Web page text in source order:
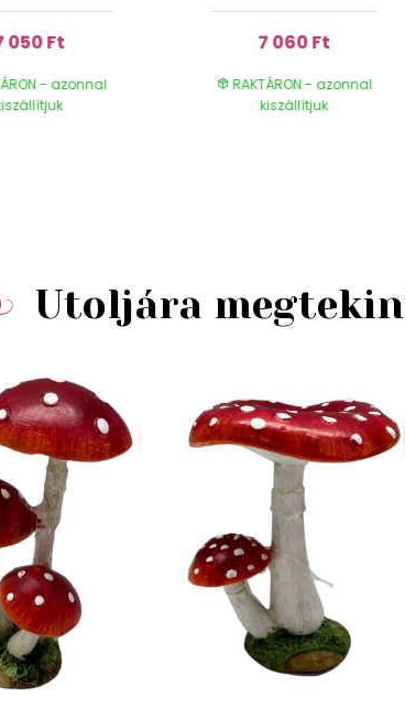
050 Ft
- azonnal
7 060 Ft
RAKTÁRON - azonnal
kiszállítjuk
Utoljára